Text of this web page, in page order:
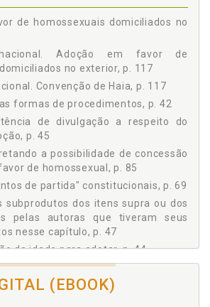
de homossexuais domiciliados no
Adoção em favor de
no exterior, p. 117
Convenção de Haia, p. 117
formas de procedimentos, p. 42
de divulgação a respeito do
p. 45
a possibilidade de concessão
de homossexual, p. 85
de partida" constitucionais, p. 69
subprodutos dos itens supra ou dos
pelas autoras que tiveram seus
nesse capítulo, p. 47
da idade para adotar, p. 44
panorâmico sobre o instituto da
(EBOOK)